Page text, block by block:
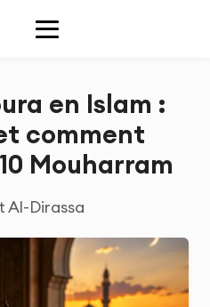
en Islam :
comment
Mouharram
Al-Dirassa